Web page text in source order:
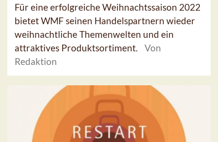
Für eine erfolgreiche Weihnachtssaison 2022
bietet WMF seinen Handelspartnern wieder
weihnachtliche Themenwelten und ein
attraktives Produktsortiment.
Von
Redaktion